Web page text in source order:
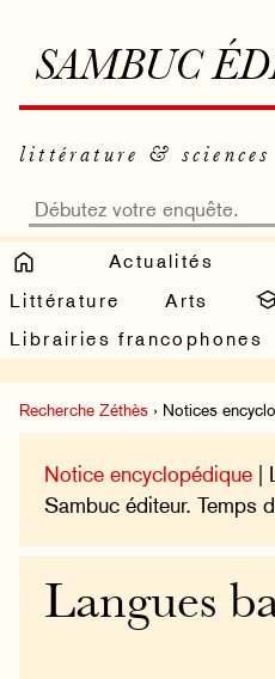
SAMBUC
littérature & sciences
Actualités
Littérature
Arts
Librairies francophones
Recherche Zéthès › Notices
Notice encyclopédique |
Sambuc éditeur. Temps
Langues